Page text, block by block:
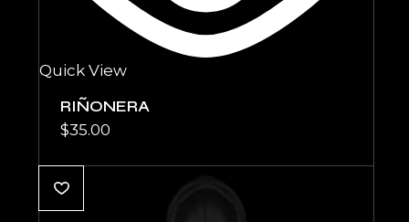
Quick View
RIÑONERA
$35.00